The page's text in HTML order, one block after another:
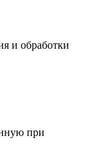
и обработки
при